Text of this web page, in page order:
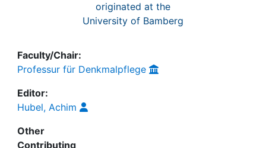
originated at the
University of Bamberg
Faculty/Chair:
Professur für Denkmalpflege
Editor:
Hubel, Achim
Other
Contributing